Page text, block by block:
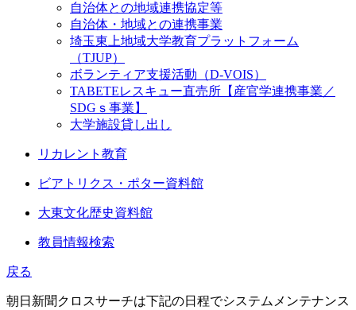
自治体との地域連携協定等
自治体・地域との連携事業
埼玉東上地域大学教育プラットフォーム
（TJUP）
ボランティア支援活動（D-VOIS）
TABETEレスキュー直売所【産官学連携事業／
SDGｓ事業】
大学施設貸し出し
リカレント教育
ビアトリクス・ポター資料館
大東文化歴史資料館
教員情報検索
戻る
朝日新聞クロスサーチは下記の日程でシステムメンテナンス